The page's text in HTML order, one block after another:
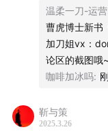
平台型大公
未来？
定位理论盛
像一棵树一样扎根
温柔一刀-运营
曹虎博士新书
加刀姐vx：
论区的截图哦
咖啡加冰吗:
靳与策
2025.3.26